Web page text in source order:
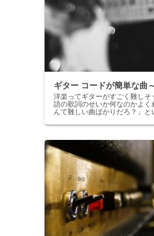
ギター コードが簡単な曲
洋楽ってギターがすごく難し
語の歌詞のせいか何なのかよ
んて難しい曲ばかりだろ？」と
の曲を聴...